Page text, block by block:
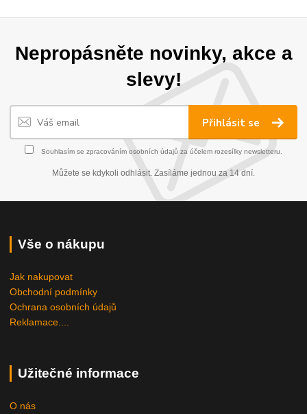
Nepropásněte novinky, akce a
slevy!
Přihlásit se
Souhlasím se zpracováním osobních údajů za účelem rozesílky newsletteru.
Můžete se kdykoli odhlásit. Zasíláme jednou za 14 dní.
Vše o nákupu
Jak nakupovat
Obchodní podmínky
Ochrana osobních údajů
Reklamace....
Užitečné informace
O nás